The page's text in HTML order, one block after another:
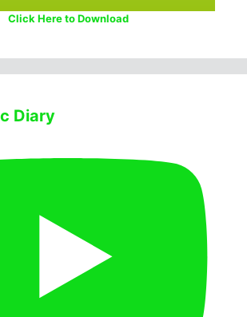
Click Here to Download
Diary